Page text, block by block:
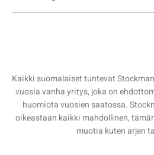
Kaikki suomalaiset tuntevat
vuosia vanha yritys, joka on
huomiota vuosien saatossa.
oikeastaan kaikki mahdollinen,
muotia kuten arjen